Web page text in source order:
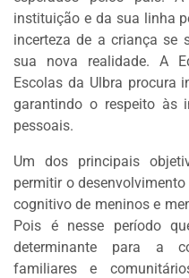
instituição e da sua linha
incerteza de a criança se
sua nova realidade. A
Escolas da Ulbra procura
garantindo o respeito às
pessoais.
Um dos principais
permitir o
cognitivo de meninos e
Pois é nesse período
determinante para a
familiares e